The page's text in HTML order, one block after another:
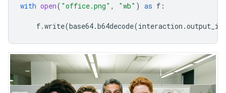
with open( "office.png" , "wb" ) as f :
f.write(base64.b64decode(interaction .